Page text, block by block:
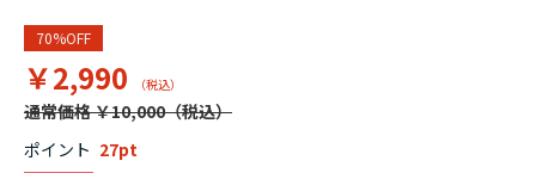
70%OFF
￥2,990
通常価格 ￥10,000
ポイント 27